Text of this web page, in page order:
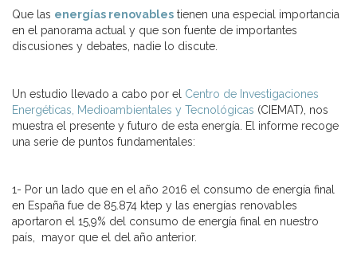
Que las energías renovables tienen una especial importancia
en el panorama actual y que son fuente de importantes
discusiones y debates, nadie lo discute.
Un estudio llevado a cabo por el Centro de Investigaciones
Energéticas, Medioambientales y Tecnológicas (CIEMAT), nos
muestra el presente y futuro de esta energía. El informe recoge
una serie de puntos fundamentales:
1- Por un lado que en el año 2016 el consumo de energía final
en España fue de 85.874 ktep y las energías renovables
aportaron el 15,9% del consumo de energía final en nuestro
país, mayor que el del año anterior.